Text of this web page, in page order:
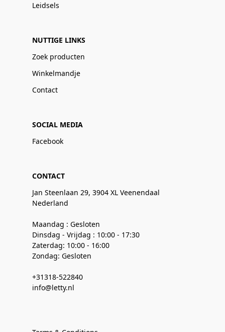
Leidsels
NUTTIGE LINKS
Zoek producten
Winkelmandje
Contact
SOCIAL MEDIA
Facebook
CONTACT
Jan Steenlaan 29, 3904 XL Veenendaal
Nederland
Maandag : Gesloten
Dinsdag - Vrijdag : 10:00 - 17:30
Zaterdag: 10:00 - 16:00
Zondag: Gesloten
+31318-522840
info@letty.nl